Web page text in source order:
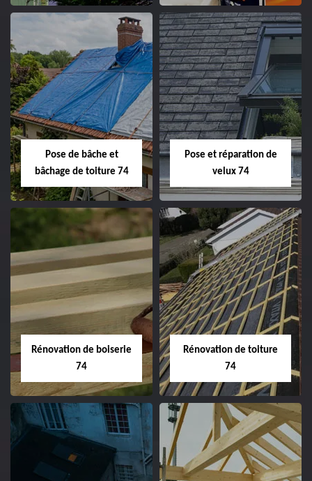
Pose de bâche et
bâchage de toiture 74
Pose et réparation de
velux 74
Rénovation de boiserie
74
Rénovation de toiture
74